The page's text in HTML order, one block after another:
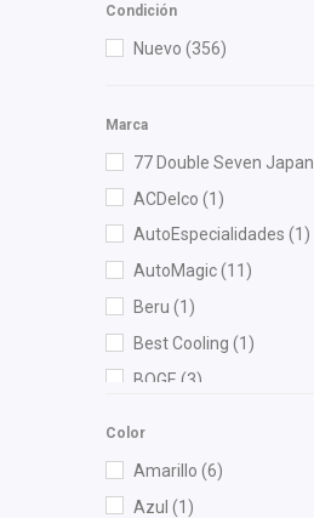
Condición
Nuevo (356)
Marca
77 Double Seven Japan
ACDelco (1)
AutoEspecialidades (1)
AutoMagic(11)
Beru (1)
Best Cooling (1)
BOGE (3)
Color
Amarillo (6)
Azul (1)